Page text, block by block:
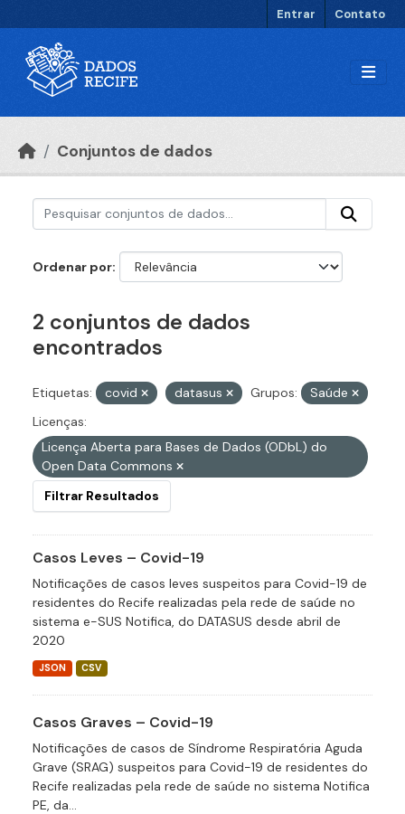
Entrar Contato
Conjuntos de dados
Ordenar por
2 conjuntos de dados
encontrados
Etiquetas: covid datasus Grupos:
Saúde
Licenças:
Licença Aberta para Bases de Dados (ODbL) do
Open Data Commons
Filtrar Resultados
Casos Leves – Covid-19
Notificações de casos leves suspeitos para Covid-19 de
residentes do Recife realizadas pela rede de saúde no
sistema e-SUS Notifica, do DATASUS desde abril de
2020
JSON CSV
Casos Graves – Covid-19
Notificações de casos de Síndrome Respiratória Aguda
Grave (SRAG) suspeitos para Covid-19 de residentes do
Recife realizadas pela rede de saúde no sistema Notifica
PE, da...